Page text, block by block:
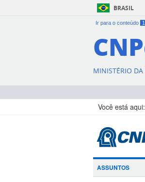
BRASIL
Ir para o conteúdo 1
MINISTÉRIO DA
Você está aqui:
ASSUNTOS